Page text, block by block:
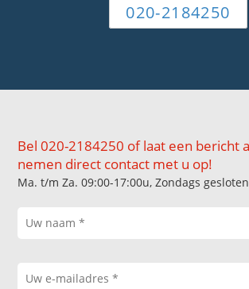
020-2184250
Bel 020-2184250 of laat een bericht
nemen direct contact met u op!
Ma. t/m Za. 09:00-17:00u, Zondags